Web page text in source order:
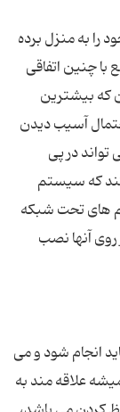
را به منزل برده
با چنین اتفاقی
که بیشترین
آسیب دیدن
در پی
که سیستم
های تحت شبکه
روی آنها نصب
انجام شود و می
علاقه مند به